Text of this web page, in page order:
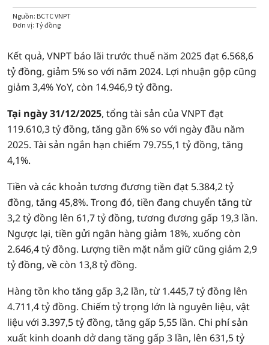
Kết quả, VNPT báo lãi trước thuế năm 2025 đạt 6.568,6
tỷ đồng, giảm 5% so với năm 2024. Lợi nhuận gộp cũng
giảm 3,4% YoY, còn 14.946,9 tỷ đồng.
Tại ngày 31/12/2025, tổng tài sản của VNPT đạt
119.610,3 tỷ đồng, tăng gần 6% so với ngày đầu năm
2025. Tài sản ngắn hạn chiếm 79.755,1 tỷ đồng, tăng
4,1%.
Tiền và các khoản tương đương tiền đạt 5.384,2 tỷ
đồng, tăng 45,8%. Trong đó, tiền đang chuyển tăng từ
3,2 tỷ đồng lên 61,7 tỷ đồng, tương đương gấp 19,3 lần.
Ngược lại, tiền gửi ngân hàng giảm 18%, xuống còn
2.646,4 tỷ đồng. Lượng tiền mặt nắm giữ cũng giảm 2,9
tỷ đồng, về còn 13,8 tỷ đồng.
Hàng tồn kho tăng gấp 3,2 lần, từ 1.445,7 tỷ đồng lên
4.711,4 tỷ đồng. Chiếm tỷ trọng lớn là nguyên liệu, vật
liệu với 3.397,5 tỷ đồng, tăng gấp 5,55 lần. Chi phí sản
xuất kinh doanh dở dang tăng gấp 3 lần, lên 631,5 tỷ